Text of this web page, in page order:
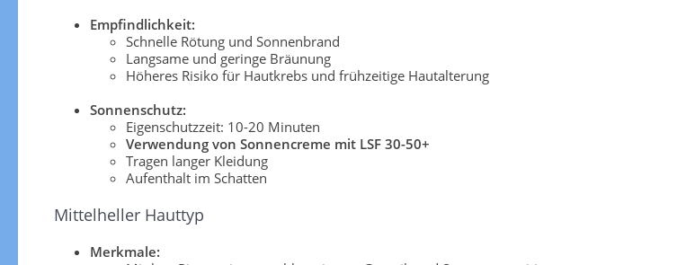
Empfindlichkeit:
Schnelle Rötung und Sonnenbrand
Langsame und geringe Bräunung
Höheres Risiko für Hautkrebs und frühzeitige Hautalterung
Sonnenschutz:
Eigenschutzzeit: 10-20 Minuten
Verwendung von Sonnencreme mit LSF 30-50+
Tragen langer Kleidung
Aufenthalt im Schatten
Mittelheller Hauttyp
Merkmale: